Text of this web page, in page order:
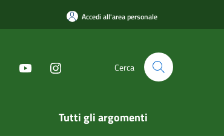
Accedi all'area personale
Cerca
Tutti gli argomenti